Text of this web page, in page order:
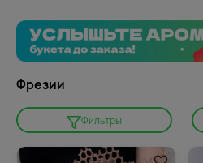
Фрезии
Фильтры